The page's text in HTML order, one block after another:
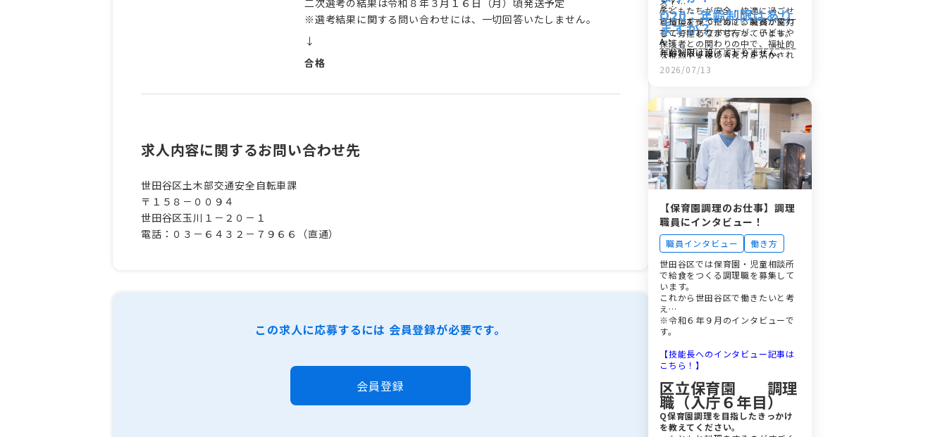
二次選考の結果は令和８年３月１６日（月）頃発送予定
※選考結果に関する問い合わせには、一切回答いたしません。
↓
合格
求人内容に関するお問い合わせ先
世田谷区土木部交通安全自転車課
〒１５８－００９４
世田谷区玉川１－２０－１
電話：０３－６４３２－７９６６（直通）
この求人に応募するには 会員登録が必要です。
会員登録
子どもたちが安全・快適に過ごせ
る環境を保つために、職員が協力
して分担しながら行っています。
_________________________
_______________
Q3. 配属先の小学校は
どのように決まります
か？
回答：
通勤時間、通勤距離、施設の人員
状況を考慮し、配属先を決定して
います。
_________________________
_______________
Q4. 民間の学童クラブ
との違いは何ですか？
回答：
公設公営のため、安定した勤務環
境と区の方針に基づいた運営が特
徴です。
施設ごとに規模や雰囲気が異な
り、数年に一度異動があるため、
様々な経験を積むことができま
す。
_________________________
_______________
Q5. どのような人材を
求めていますか？
回答：
経験や資格ももちろん大切です
や、子どもたちとどう関わってい
きたいか等を重視した選考を行っ
ています。
_________________________
_______________
A：
資格によって担当する業務が変わ
ることはありませんが、子どもや
保護者との関わりの中で、福祉的
な視点や支援の考え方が活かされ
る場面はあると思います。
_________________________
Q15：特に資格はない
のですが働けますか？
A：
資格がなくても子ども達の育成に
関わりたいという想いから、就業
している職員は多くいます。
また、未経験の方には現場研修を
用意しているため、安心してスタ
_________________________
_______________
Q16：応募方法はどう
なっていますか？
A：
世田谷区ホームページから応募す
ることが可能です。
応募用紙のダウンロードも可能な
ため、郵送でも受付しています。
_________________________
_______________
Q17：夏休みなど長期
学校休業日の期間中の
勤務はどうなります
か？
A：
学校休業日は8:15～、10:15～な
どのシフト制になります。
1日6時間勤務は変わりません。
_________________________
る！
_________________________
_______________
Q20：年齢制限はあり
ますか？
A：
年齢制限は設けておりません。
2026/07/13
【保育園調理のお仕事】調理
職員にインタビュー！
職員インタビュー
働き方
世田谷区では保育園・児童相談所
で給食をつくる調理職を募集して
います。
これから世田谷区で働きたいと考
え…
※令和６年９月のインタビューで
す。
【技能長へのインタビュー記事は
こちら！】
区立保育園 調理
職（入庁６年目）
Q保育園調理を目指したきっかけ
を教えてください。